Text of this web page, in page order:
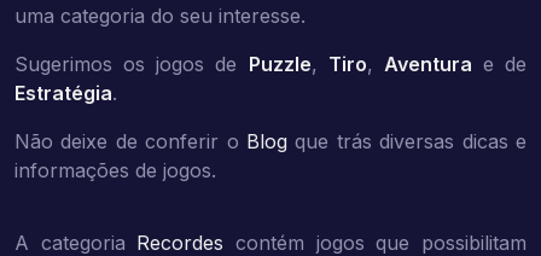
uma categoria do seu interesse.
Sugerimos os jogos de Puzzle, Tiro, Aventura e de
Estratégia.
Não deixe de conferir o Blog que trás diversas dicas e
informações de jogos.
A categoria Recordes contém jogos que possibilitam